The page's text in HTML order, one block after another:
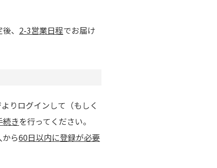
、 2-3営業日程でお届け
りログインして（もしく
きを行ってください。
ら60日以内に登録が必要